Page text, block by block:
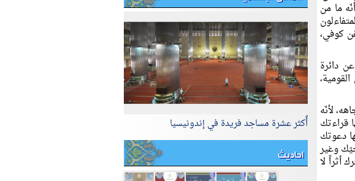
ما من
كوفي،
دائرة
لأنّه
قراءتك
دعوتك
وغير
أثراً لا
أٌكثر عشرة مساجد فريدة في إندونيسيا
احاديث